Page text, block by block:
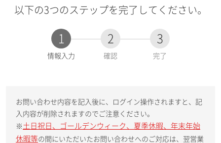
以下の3つのステップを完了してください。
1
現
情報入力
2
確認
3
完了
お問い合わせ内容を記入後に、ログイン操作されますと、記
入内容が削除されますのでご注意ください。
※ 土日祝日、ゴールデンウィーク、夏季休暇、年末年始
休暇等の間にいただいたお問い合わせへのご対応は、翌営業